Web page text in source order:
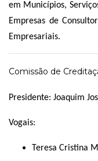
em Municípios,
Empresas de
Empresariais.
Comissão de
Presidente: Joaquim
Vogais:
Teresa Cristina